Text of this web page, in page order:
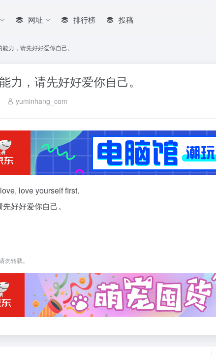
网址 排行榜 投稿
力，请先好好爱你自己。
力，请先好好爱你自己。
yuminhang_com
love yourself first.
好好爱你自己。
转载。